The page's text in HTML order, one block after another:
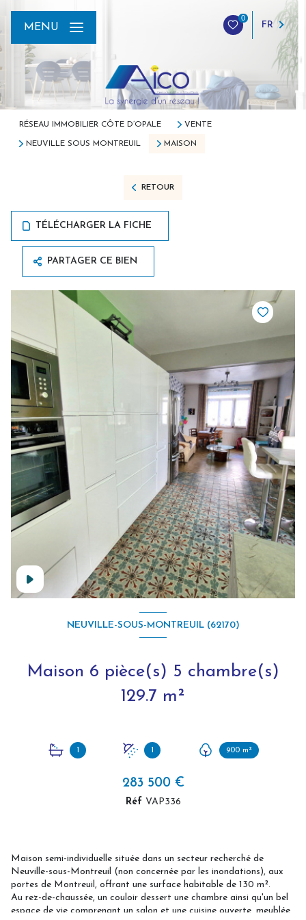
0
FR
MENU
RÉSEAU IMMOBILIER CÔTE D’OPALE VENTE
NEUVILLE SOUS MONTREUIL MAISON
RETOUR
TÉLÉCHARGER LA FICHE
PARTAGER CE BIEN
NEUVILLE-SOUS-MONTREUIL (62170)
Maison 6 pièce(s) 5 chambre(s)
129.7 m²
1 1 900 m²
283 500 €
Réf VAP336
Maison semi-individuelle située dans un secteur recherché de
Neuville-sous-Montreuil (non concernée par les inondations), aux
portes de Montreuil, offrant une surface habitable de 130 m².
Au rez-de-chaussée, un couloir dessert une chambre ainsi qu'un bel
espace de vie comprenant un salon et une cuisine ouverte, meublée